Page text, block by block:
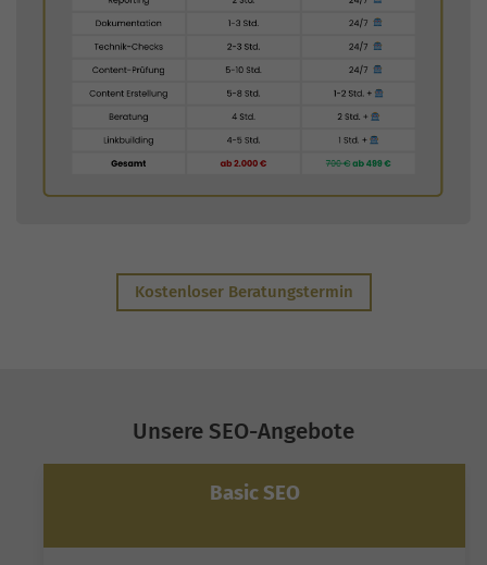
Kostenloser Beratungstermin
Unsere SEO-Angebote
Basic SEO